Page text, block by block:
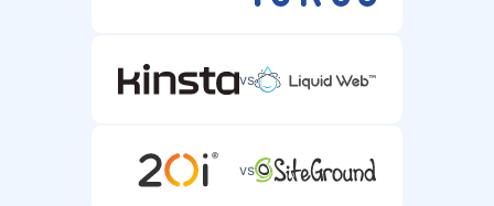
vs
vs